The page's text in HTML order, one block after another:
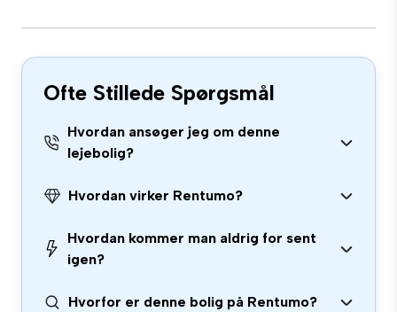
Ofte Stillede Spørgsmål
Hvordan ansøger jeg om denne
lejebolig?
Hvordan virker Rentumo?
Hvordan kommer man aldrig for sent
igen?
Hvorfor er denne bolig på Rentumo?